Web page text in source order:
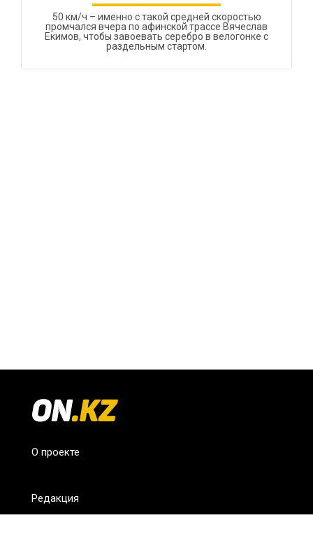
50 км/ч – именно с такой средней скоростью
промчался вчера по афинской трассе Вячеслав
Екимов, чтобы завоевать серебро в велогонке с
раздельным стартом.
О проекте
Редакция